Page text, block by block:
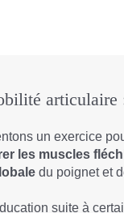
articulaire
un exercice
les muscles
du poignet et
suite à